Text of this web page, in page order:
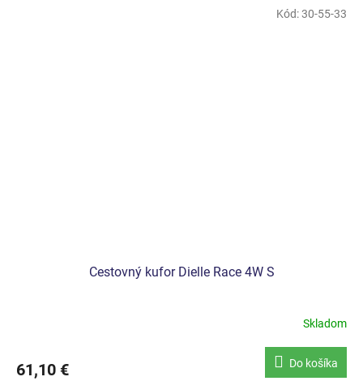
Cestovný kufor Dielle Race 4W S
Skladom
61,10 € Do košíka
Kód:30-55-33